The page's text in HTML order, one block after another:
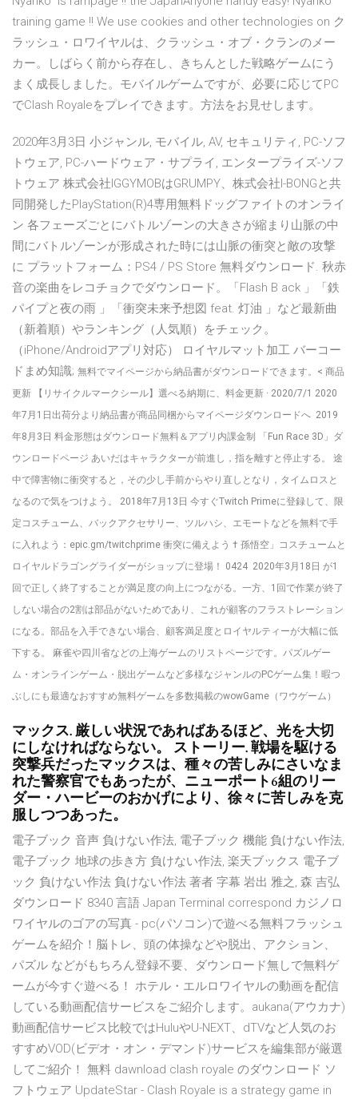
training game !! We use cookies and other technologies on ク
ラッシュ・ロワイヤルは、クラッシュ・オブ・クランのメー
カー。しばらく前から存在し、きちんとした戦略ゲームにう
まく成長しました。モバイルゲームですが、必要に応じてPC
でClash Royaleをプレイできます。方法をお見せします。
2020年3月3日 小ジャンル, モバイル, AV, セキュリティ, PC-ソフ
トウェア, PC-ハードウェア・サプライ, エンタープライズ-ソフ
トウェア 株式会社IGGYMOBはGRUMPY、株式会社I-BONGと共
同開発したPlayStation(R)4専用無料ドッグファイトのオンライ
ン 各フェーズごとにバトルゾーンの大きさが縮まり山脈の中
間にバトルゾーンが形成された時には山脈の衝突と敵の攻撃
に プラットフォーム：PS4 / PS Store 無料ダウンロード. 秋赤
音の楽曲をレコチョクでダウンロード。「Flash B ack 」「鉄
パイプと夜の雨 」「衝突未来予想図 feat. 灯油 」など最新曲
（新着順）やランキング（人気順）をチェック。
（iPhone/Androidアプリ対応） ロイヤルマット加工 バーコー
ドまめ知識; 無料でマイページから納品書がダウンロードできます。< 商品
更新 【リサイクルマークシール】選べる納期に、料金更新 · 2020/7/1 2020
年7月1日出荷分より納品書が商品同梱からマイページダウンロードへ 2019
年8月3日 料金形態はダウンロード無料＆アプリ内課金制 「Fun Race 3D」ダ
ウンロードページ あいだはキャラクターが前進し，指を離すと停止する。 途
中で障害物に衝突すると，その少し手前からやり直しとなり，タイムロスと
なるので気をつけよう。 2018年7月13日 今すぐTwitch Primeに登録して、限
定コスチューム、バックアクセサリー、ツルハシ、エモートなどを無料で手
に入れよう：epic.gm/twitchprime 衝突に備えよう † 孫悟空」コスチュームと
ロイヤルドラゴングライダーがショップに登場！ 0424 2020年3月18日 が1
回で正しく終了することが満足度の向上につながる。一方、1回で作業が終了
しない場合の2割は部品がないためであり、これが顧客のフラストレーション
になる。部品を入手できない場合、顧客満足度とロイヤルティーが大幅に低
下する。 麻雀や四川省などの上海ゲームのリストページです。パズルゲー
ム・オンラインゲーム・脱出ゲームなど多様なジャンルのPCゲーム集！暇つ
ぶしにも最適なおすすめ無料ゲームを多数掲載のwowGame（ワウゲーム）
マックス. 厳しい状況であればあるほど、光を大切
にしなければならない。 ストーリー. 戦場を駆ける
突撃兵だったマックスは、種々の苦しみにさいなま
れた警察官でもあったが、ニューポート6組のリー
ダー・ハービーのおかげにより、徐々に苦しみを克
服しつつあった。
電子ブック 音声 負けない作法, 電子ブック 機能 負けない作法,
電子ブック 地球の歩き方 負けない作法, 楽天ブックス 電子ブ
ック 負けない作法 負けない作法 著者 字幕 岩出 雅之, 森 吉弘
ダウンロード 8340 言語 Japan Terminal correspond カジノロ
ワイヤルのゴアの写真 - pc(パソコン)で遊べる無料フラッシュ
ゲームを紹介！脳トレ、頭の体操などや脱出、アクション、
パズル などがもちろん登録不要、ダウンロード無しで無料ゲ
ームが今すぐ遊べる！ ホテル・エルロワイヤルの動画を配信
している動画配信サービスをご紹介します。aukana(アウカナ)
動画配信サービス比較ではHuluやU-NEXT、dTVなど人気のお
すすめVOD(ビデオ・オン・デマンド)サービスを編集部が厳選
してご紹介！ 無料 dawnload clash royale のダウンロード ソ
フトウェア UpdateStar - Clash Royale is a strategy game in